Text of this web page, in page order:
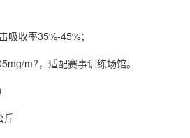
收率35%-45%；
m?，适配赛事训练场馆。